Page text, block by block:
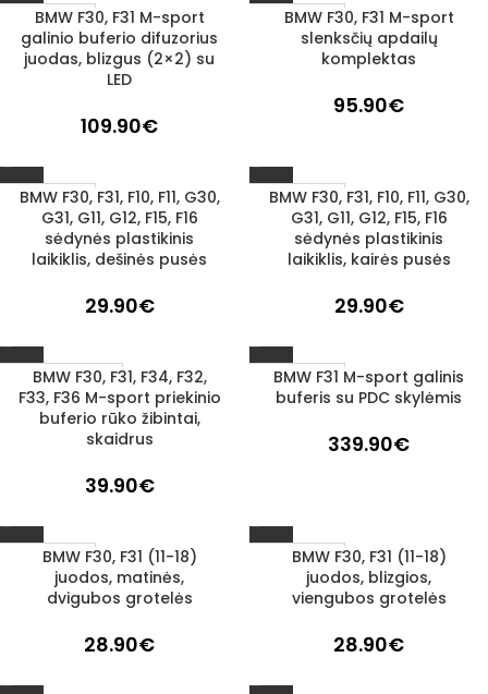
1–3 D. D.
BMW F30, F31 M-sport
galinio buferio difuzorius
juodas, blizgus (2×2) su
LED
109.90€
1–3 D. D.
BMW F30, F31 M-sport
slenksčių apdailų
komplektas
95.90€
1–3 D. D.
BMW F30, F31, F10, F11, G30,
G31, G11, G12, F15, F16
sėdynės plastikinis
laikiklis, dešinės pusės
29.90€
1–3 D. D.
BMW F30, F31, F10, F11, G30,
G31, G11, G12, F15, F16
sėdynės plastikinis
laikiklis, kairės pusės
29.90€
UŽSAKOMA PREKĖ
3–5 D. D.
BMW F30, F31, F34, F32,
F33, F36 M-sport priekinio
buferio rūko žibintai,
skaidrus
39.90€
1–3 D. D.
BMW F31 M-sport galinis
buferis su PDC skylėmis
339.90€
1–3 D. D.
BMW F30, F31 (11-18)
juodos, matinės,
dvigubos grotelės
28.90€
1–3 D. D.
BMW F30, F31 (11-18)
juodos, blizgios,
viengubos grotelės
28.90€